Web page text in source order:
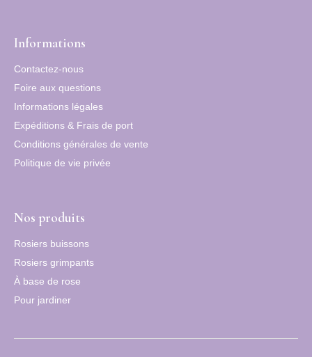
Informations
Contactez-nous
Foire aux questions
Informations légales
Expéditions & Frais de port
Conditions générales de vente
Politique de vie privée
Nos produits
Rosiers buissons
Rosiers grimpants
À base de rose
Pour jardiner